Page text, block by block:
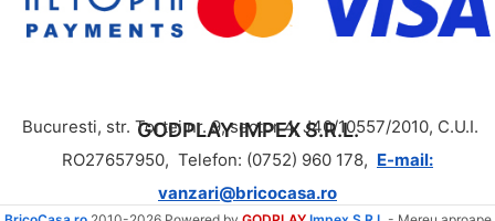
GODPLAY IMPEX S.R.L.
Bucuresti, str. Tortei nr. 9, sector 4, J40/10557/2010, C.U.I.
RO27657950, Telefon: (0752) 960 178, E-mail:
vanzari@bricocasa.ro